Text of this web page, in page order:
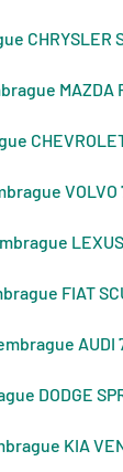
CHRYSLER
MAZDA
VOLVO
FIAT
AUDI
DODGE
KIA